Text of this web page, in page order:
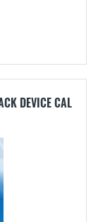
DEVICE CAL